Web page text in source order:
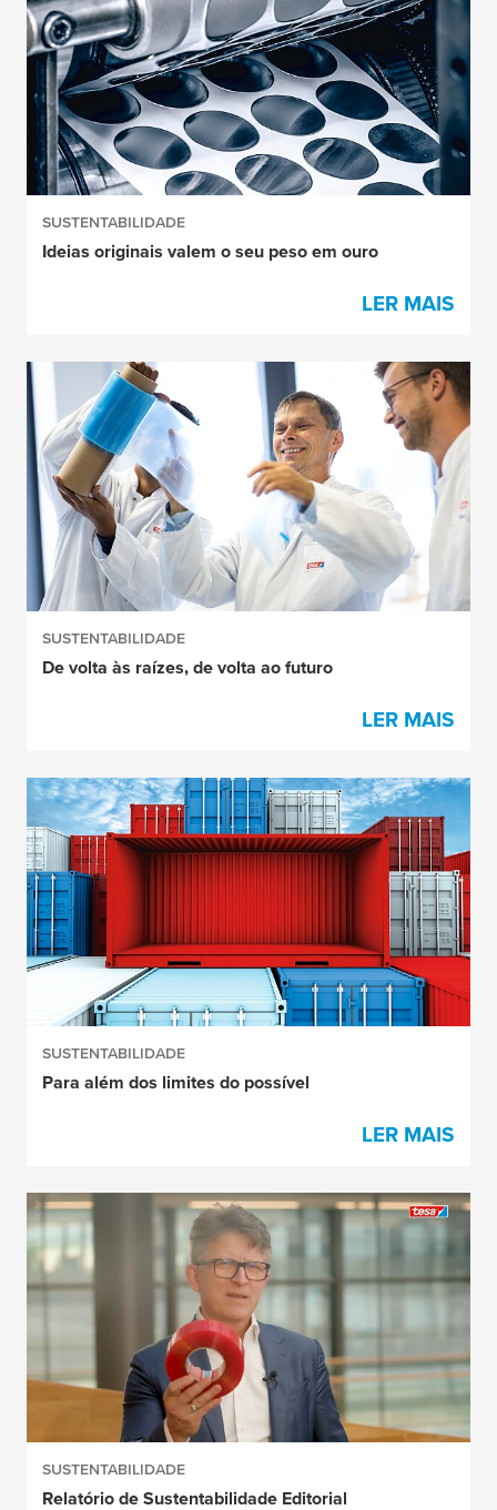
SUSTENTABILIDADE
Ideias originais valem o seu peso em ouro
LER MAIS
SUSTENTABILIDADE
De volta às raízes, de volta ao futuro
LER MAIS
SUSTENTABILIDADE
Para além dos limites do possível
LER MAIS
SUSTENTABILIDADE
Relatório de Sustentabilidade Editorial